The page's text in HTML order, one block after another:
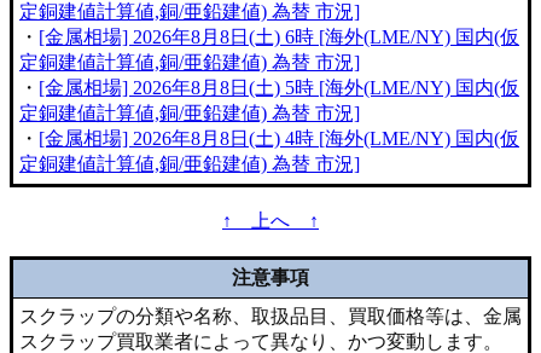
定銅建値計算値,銅/亜鉛建値) 為替 市況]
・ [金属相場] 2026年8月8日(土) 6時 [海外(LME/NY) 国内(仮
定銅建値計算値,銅/亜鉛建値) 為替 市況]
・ [金属相場] 2026年8月8日(土) 5時 [海外(LME/NY) 国内(仮
定銅建値計算値,銅/亜鉛建値) 為替 市況]
・ [金属相場] 2026年8月8日(土) 4時 [海外(LME/NY) 国内(仮
定銅建値計算値,銅/亜鉛建値) 為替 市況]
↑ 上へ ↑
注意事項
スクラップの分類や名称、取扱品目、買取価格等は、金属
スクラップ買取業者によって異なり、かつ変動します。